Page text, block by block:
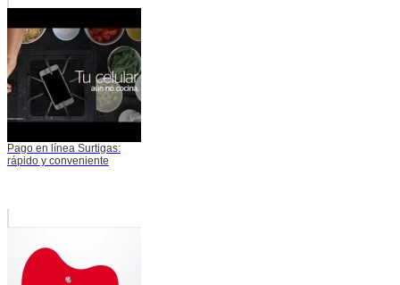
Pago en línea Surtigas:
rápido y conveniente